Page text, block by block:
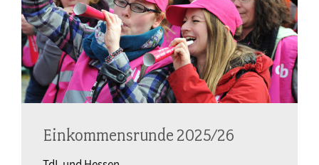
Einkommensrunde 2025/26